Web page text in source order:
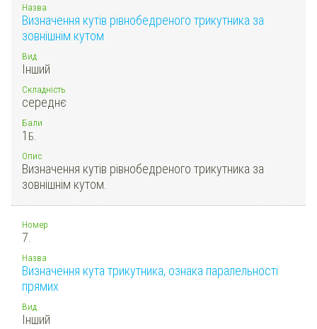
Назва
Визначення кутів рівнобедреного трикутника за
зовнішнім кутом
Вид
Інший
Складність
середнє
Бали
1 Б.
Опис
Визначення кутів рівнобедреного трикутника за
зовнішнім кутом.
Номер
7.
Назва
Визначення кута трикутника, ознака паралельності
прямих
Вид
Інший